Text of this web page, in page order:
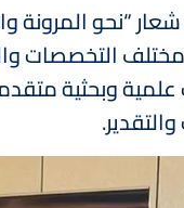
“نحو المرونة
والمؤسسات من مختلف
وبحثية